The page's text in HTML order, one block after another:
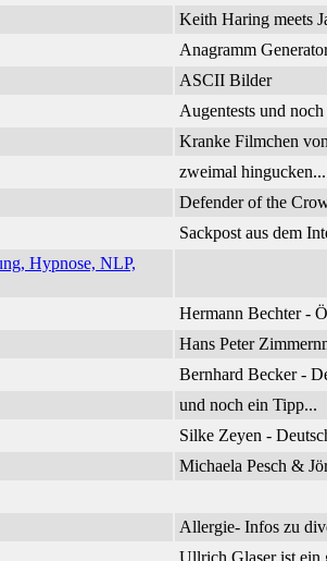
Keith Haring meets
Anagramm
ASCII Bilder
Augentests und
Kranke Filmchen
zweimal hingucken...
Defender of the
Sackpost aus dem
Hypnose, NLP,
Hermann Bechter -
Hans Peter
Bernhard Becker -
und noch ein Tipp...
Silke Zeyen -
Michaela Pesch &
Allergie- Infos zu